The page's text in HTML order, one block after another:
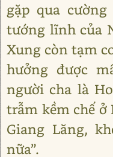
gặp qua
tướng lĩnh của
Xung còn tạm
hưởng được
người cha là
trẫm kềm chế
Giang Lăng,
nữa”.